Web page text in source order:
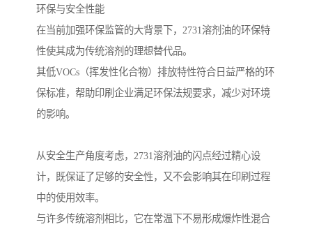
环保与安全性能
在当前加强环保监管的大背景下，2731溶剂油的环保特
性使其成为传统溶剂的理想替代品。
其低VOCs（挥发性化合物）排放特性符合日益严格的环
保标准，帮助印刷企业满足环保法规要求，减少对环境
的影响。
从安全生产角度考虑，2731溶剂油的闪点经过精心设
计，既保证了足够的安全性，又不会影响其在印刷过程
中的使用效率。
与许多传统溶剂相比，它在常温下不易形成爆炸性混合